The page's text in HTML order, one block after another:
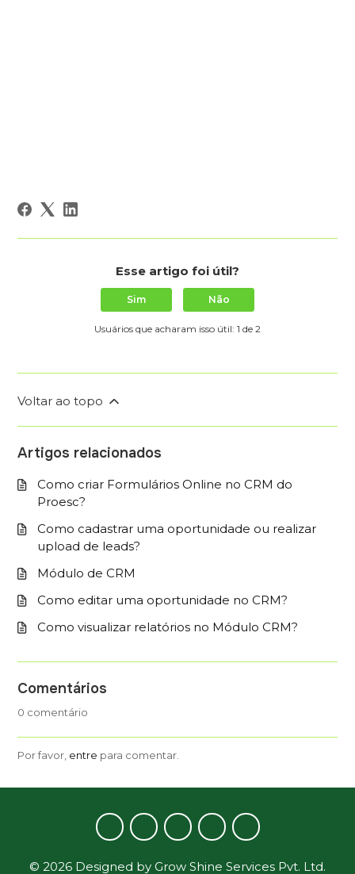
Esse artigo foi útil?
Sim Não
Usuários que acharam isso útil: 1 de 2
Voltar ao topo
Artigos relacionados
Como criar Formulários Online no CRM do
Proesc?
Como cadastrar uma oportunidade ou realizar
upload de leads?
Módulo de CRM
Como editar uma oportunidade no CRM?
Como visualizar relatórios no Módulo CRM?
Comentários
0 comentário
Por favor, entre para comentar.
© 2026 Designed by Grow Shine Services Pvt. Ltd.